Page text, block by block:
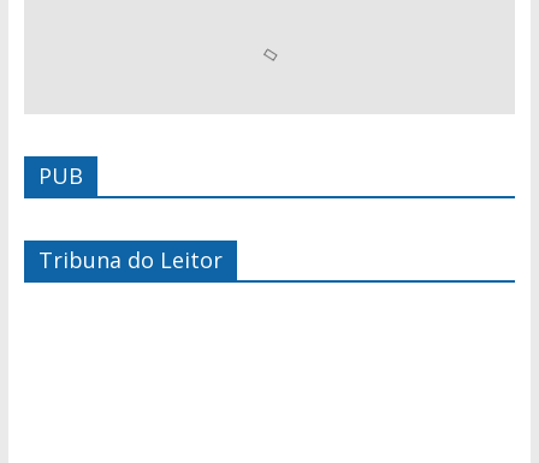
PUB
Tribuna do Leitor